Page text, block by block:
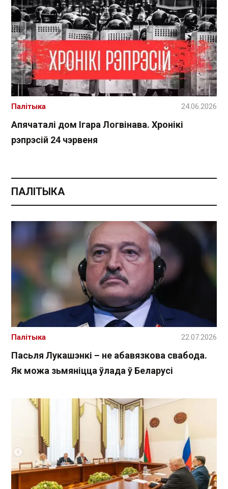
Апячаталі дом Ігара Логвінава. Хронікі
рэпрэсій 24 чэрвеня
Палітыка 24.06.2026
ПАЛІТЫКА
Пасьля Лукашэнкі – не абавязкова свабода.
Як можа зьмяніцца ўлада ў Беларусі
Палітыка 22.07.2026